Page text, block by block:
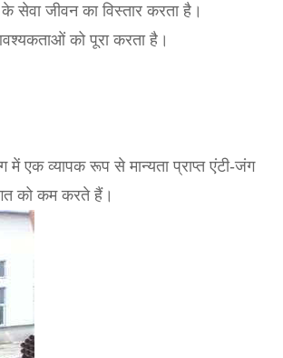
के सेवा जीवन का विस्तार करता है।
को पूरा करता है।
में एक व्यापक रूप से मान्यता प्राप्त एंटी-जंग
को कम करते हैं।